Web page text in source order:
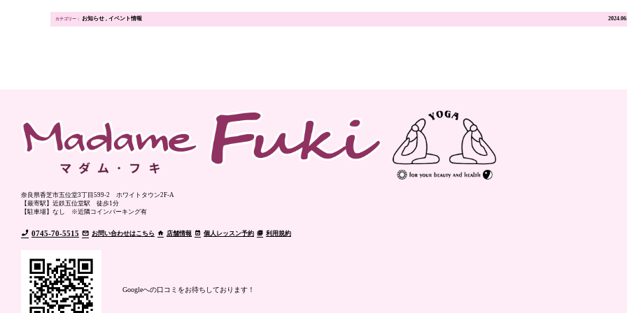
お知らせ イベント情報
奈良県香芝市五位堂3丁目599-2 ホワイトタウン2F-A
【最寄駅】近鉄五位堂駅 徒歩1分
【駐車場】なし ※近隣コインパーキング有
0745-70-5515 お問い合わせはこちら 店舗情報 個人レッスン予約 利用規約
Googleへの口コミをお待ちしております！